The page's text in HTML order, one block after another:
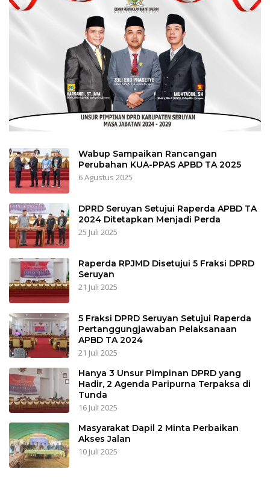
Wabup Sampaikan Rancangan
Perubahan KUA-PPAS APBD TA 2025
6 Agustus 2025
DPRD Seruyan Setujui Raperda APBD TA
2024 Ditetapkan Menjadi Perda
25 Juli 2025
Raperda RPJMD Disetujui 5 Fraksi DPRD
Seruyan
21 Juli 2025
5 Fraksi DPRD Seruyan Setujui Raperda
Pertanggungjawaban Pelaksanaan
APBD TA 2024
21 Juli 2025
Hanya 3 Unsur Pimpinan DPRD yang
Hadir, 2 Agenda Paripurna Terpaksa di
Tunda
16 Juli 2025
Masyarakat Dapil 2 Minta Perbaikan
Akses Jalan
10 Juli 2025